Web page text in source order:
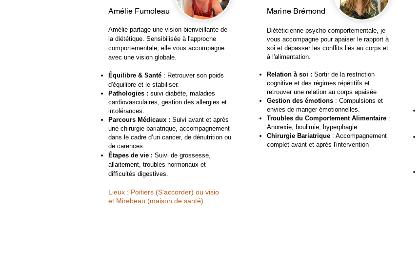
Amélie Fumoleau
Amélie partage une vision bienveillante de
la diététique. Sensibilisée à l'approche
comportementale, elle vous accompagne
avec une vision globale.
Équilibre & Santé : Retrouver son poids
d'équilibre et le stabiliser.
Pathologies : suivi diabète, maladies
cardiovasculaires, gestion des allergies et
intolérances.
Parcours Médicaux : Suivi avant et après
une chirurgie bariatrique, accompagnement
dans le cadre d’un cancer, de dénutrition ou
de carences.
Étapes de vie : Suivi de grossesse,
allaitement, troubles hormonaux et
difficultés digestives.
Lieux : Poitiers (S'accorder) ou visio
et Mirebeau.(maison de santé)
Marine Brémond
Diététicienne psycho-comportementale, je
vous accompagne pour apaiser le rapport à
soi et dépasser les conflits liés au corps et
à l'alimentation.
Relation à soi : Sortir de la restriction
cognitive et des régimes répétitifs et
retrouver une relation au corps apaisée
Gestion des émotions : Compulsions et
envies de manger émotionnelles.
Troubles du Comportement Alimentaire :
Anorexie, boulimie, hyperphagie.
Chirurgie Bariatrique : Accompagnement
complet avant et après l'intervention